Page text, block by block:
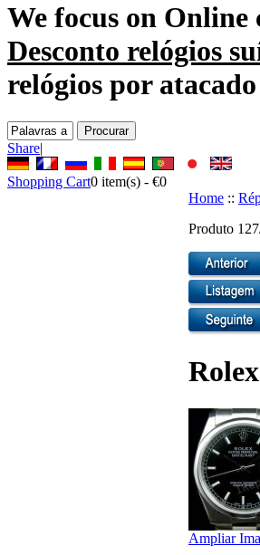
We focus on Online
Desconto relógios
relógios por
Share|
Shopping Cart0 item(s) - €0
Home ::
Produto
Ampliar